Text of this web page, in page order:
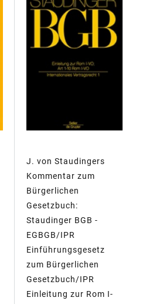
J. von Staudingers
Kommentar zum
Bürgerlichen
Gesetzbuch:
Staudinger BGB -
EGBGB/IPR
Einführungsgesetz
zum Bürgerlichen
Gesetzbuch/IPR
Einleitung zur Rom I-